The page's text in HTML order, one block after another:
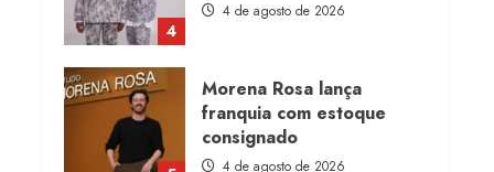
4
4 de agosto de 2026
Morena Rosa lança
franquia com estoque
consignado
4 de agosto de 2026